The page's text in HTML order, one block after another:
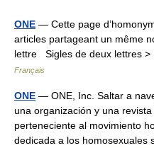
ONE — Cette page
articles partageant un même
lettre Sigles de deux lettres
Français
ONE — ONE, Inc. Saltar a
una organización y una
perteneciente al movimiento
dedicada a los homosexuales